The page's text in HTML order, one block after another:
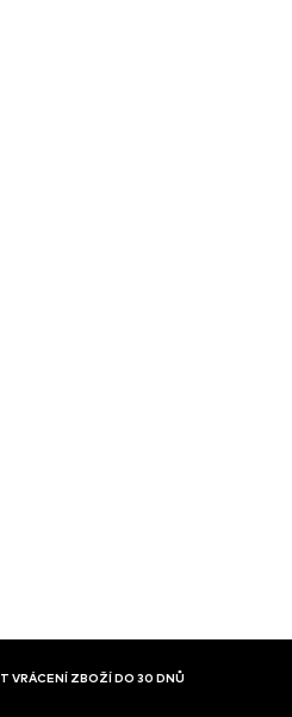
VELKÝ SORTIMENT